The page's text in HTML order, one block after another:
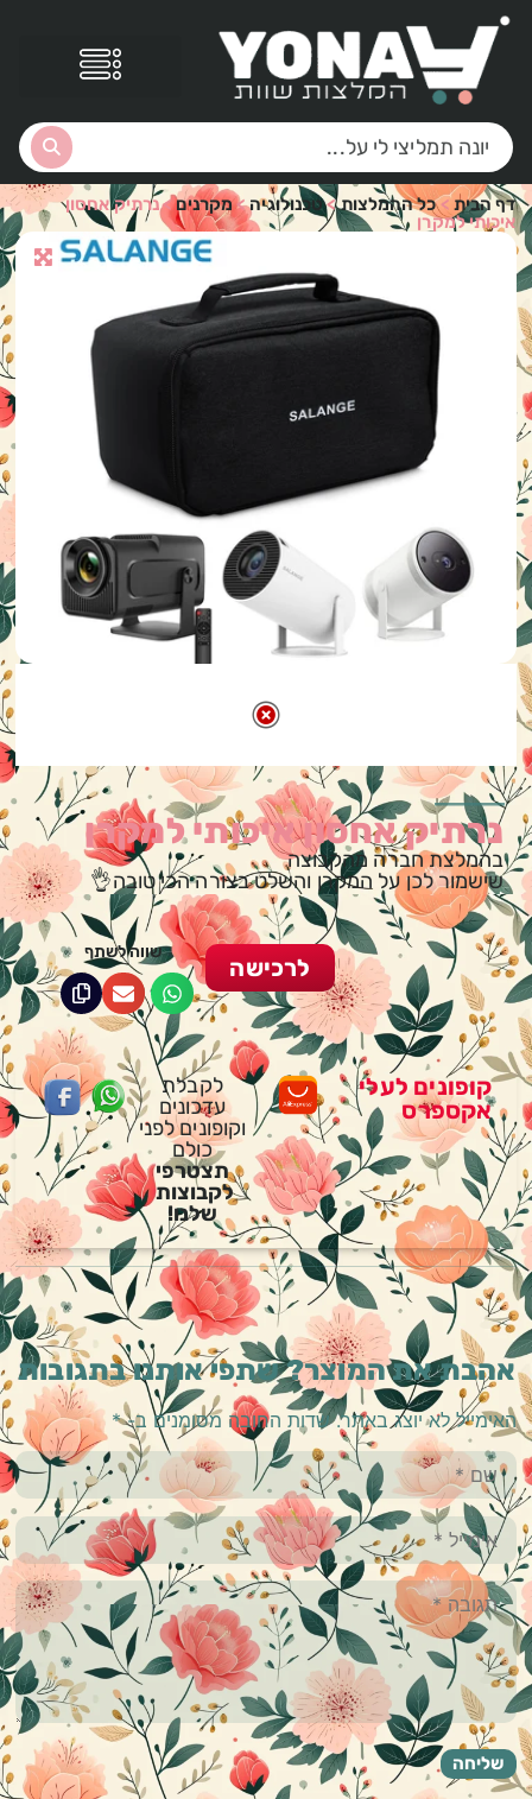
דף הבית>כל ההמלצות>טכנולוגיה>מקרנים>נרתיק אחסון
איכותי למקרן
נרתיק אחסון איכותי למקרן
בהמלצת חברה מהקבוצה
שישמור לכן על המקרן והשלט בצורה הכי טובה👌
שווה לשתף
לרכישה
לקבלת
עדכונים
וקופונים לפני
כולם
תצטרפי
לקבוצות
שלנו!
קופונים לעלי
אקספרס
אהבת את המוצר? שתפי אותנו בתגובות
האימייל לא יוצג באתר. שדות החובה מסומנים ב-*